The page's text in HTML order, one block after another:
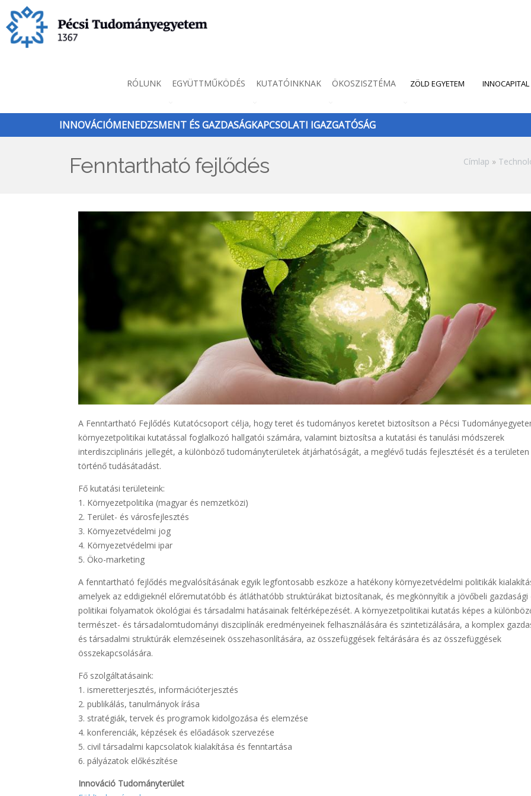
tartalomra
Innováció
RÓLUNK EGYÜTTMŰKÖDÉS KUTATÓINKNAK ÖKOSZISZTÉMA ZÖLD EGYETEM INNOCAPITAL
INNOVÁCIÓMENEDZSMENT ÉS GAZDASÁGKAPCSOLATI IGAZGATÓSÁG
Fenntartható fejlődés Morzsa
Címlap
​A Fenntartható Fejlődés Kutatócsoport célja, hogy teret és tudományos keretet biztosítson a Pécsi
környezetpolitikai kutatással foglalkozó hallgatói számára, valamint biztosítsa a kutatási és tanulási módszerek
interdiszciplináris jellegét, a különböző tudományterületek átjárhatóságát, a meglévő tudás fejlesztését és a területen
történő tudásátadást.
Fő kutatási területeink:
1. Környezetpolitika (magyar és nemzetközi)
2. Terület- és városfejlesztés
3. Környezetvédelmi jog
4. Környezetvédelmi ipar
5. Öko-marketing
A fenntartható fejlődés megvalósításának egyik legfontosabb eszköze a hatékony környezetvédelmi politikák
amelyek az eddigieknél előremutatóbb és átláthatóbb struktúrákat biztosítanak, és megkönnyítik a jövőbeli gazdasági
politikai folyamatok ökológiai és társadalmi hatásainak feltérképezését. A környezetpolitikai kutatás képes a
természet- és társadalomtudományi diszciplínák eredményeinek felhasználására és szintetizálására, a komplex
és társadalmi struktúrák elemzéseinek összehasonlítására, az összefüggések feltárására és az összefüggések
összekapcsolására.
Fő szolgáltatásaink:
1. ismeretterjesztés, információterjesztés
2. publikálás, tanulmányok írása
3. stratégiák, tervek és programok kidolgozása és elemzése
4. konferenciák, képzések és előadások szervezése
5. civil társadalmi kapcsolatok kialakítása és fenntartása
6. pályázatok előkészítése
Innováció Tudományterület